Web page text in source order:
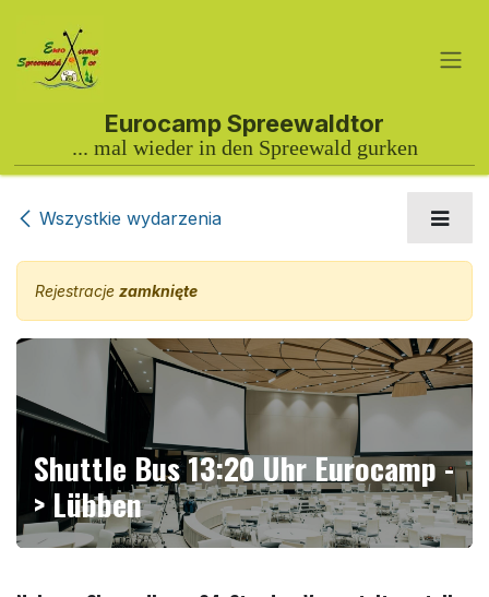
Wszystkie wydarzenia
Rejestracje zamknięte
Shuttle Bus 13:20 Uhr Eurocamp -
> Lübben